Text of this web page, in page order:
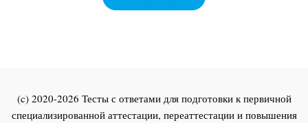
(c) 2020-2026 Тесты с ответами для подготовки к первичной
специализированной аттестации, переаттестации и повышения